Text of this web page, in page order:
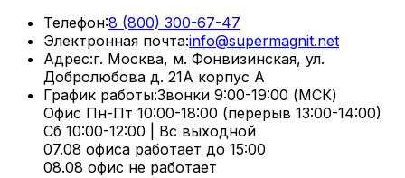
Телефон:8 (800) 300-67-47
Электронная почта:info@supermagnit.net
Адрес:г. Москва, м. Фонвизинская, ул.
Добролюбова д. 21А корпус А
График работы:Звонки 9:00-19:00 (МСК)
Офис Пн-Пт 10:00-18:00 (перерыв 13:00-14:00)
Сб 10:00-12:00 | Вс выходной
07.08 офиса работает до 15:00
08.08 офис не работает